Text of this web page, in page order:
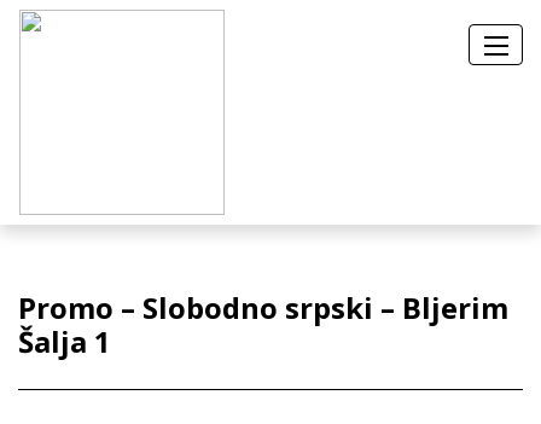
Promo – Slobodno srpski – Bljerim
Šalja 1